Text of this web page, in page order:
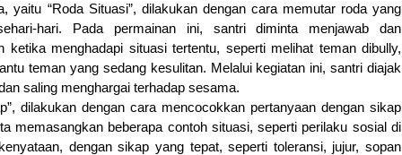
yaitu “Roda Situasi”, dilakukan dengan cara memutar roda yang
hari. Pada permainan ini, santri diminta menjawab dan
menghadapi situasi tertentu, seperti melihat teman dibully,
teman yang sedang kesulitan. Melalui kegiatan ini, santri diajak
saling menghargai terhadap sesama.
dilakukan dengan cara mencocokkan pertanyaan dengan sikap
memasangkan beberapa contoh situasi, seperti perilaku sosial di
dengan sikap yang tepat, seperti toleransi, jujur, sopan